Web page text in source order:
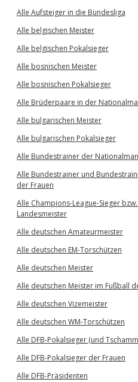
Alle Aufsteiger in die Bundesliga
Alle belgischen Meister
Alle belgischen Pokalsieger
Alle bosnischen Meister
Alle bosnischen Pokalsieger
Alle Brüderpaare in der
Alle bulgarischen Meister
Alle bulgarischen Pokalsieger
Alle Bundestrainer der
Alle Bundestrainer und
der Frauen
Alle Champions-League-Sieger
Landesmeister
Alle deutschen Amateurmeister
Alle deutschen EM-Torschützen
Alle deutschen Meister
Alle deutschen Meister im Fußball
Alle deutschen Vizemeister
Alle deutschen WM-Torschützen
Alle DFB-Pokalsieger (und
Alle DFB-Pokalsieger der Frauen
Alle DFB-Präsidenten